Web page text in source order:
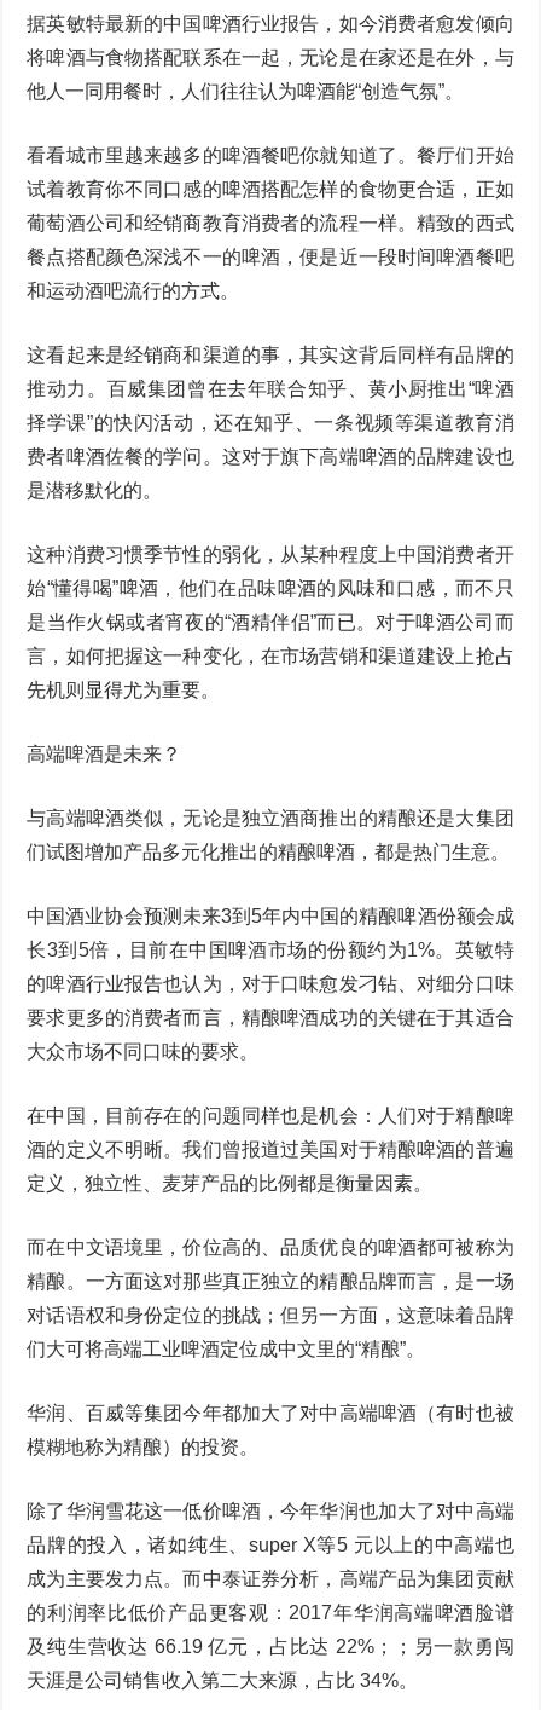
据英敏特最新的中国啤酒行业报告，如今消费者愈发倾向
将啤酒与食物搭配联系在一起，无论是在家还是在外，与
他人一同用餐时，人们往往认为啤酒能“创造气氛”。
看看城市里越来越多的啤酒餐吧你就知道了。餐厅们开始
试着教育你不同口感的啤酒搭配怎样的食物更合适，正如
葡萄酒公司和经销商教育消费者的流程一样。精致的西式
餐点搭配颜色深浅不一的啤酒，便是近一段时间啤酒餐吧
和运动酒吧流行的方式。
这看起来是经销商和渠道的事，其实这背后同样有品牌的
推动力。百威集团曾在去年联合知乎、黄小厨推出“啤酒
择学课”的快闪活动，还在知乎、一条视频等渠道教育消
费者啤酒佐餐的学问。这对于旗下高端啤酒的品牌建设也
是潜移默化的。
这种消费习惯季节性的弱化，从某种程度上中国消费者开
始“懂得喝”啤酒，他们在品味啤酒的风味和口感，而不只
是当作火锅或者宵夜的“酒精伴侣”而已。对于啤酒公司而
言，如何把握这一种变化，在市场营销和渠道建设上抢占
先机则显得尤为重要。
高端啤酒是未来？
与高端啤酒类似，无论是独立酒商推出的精酿还是大集团
们试图增加产品多元化推出的精酿啤酒，都是热门生意。
中国酒业协会预测未来3到5年内中国的精酿啤酒份额会成
长3到5倍，目前在中国啤酒市场的份额约为1%。英敏特
的啤酒行业报告也认为，对于口味愈发刁钻、对细分口味
要求更多的消费者而言，精酿啤酒成功的关键在于其适合
大众市场不同口味的要求。
在中国，目前存在的问题同样也是机会：人们对于精酿啤
酒的定义不明晰。我们曾报道过美国对于精酿啤酒的普遍
定义，独立性、麦芽产品的比例都是衡量因素。
而在中文语境里，价位高的、品质优良的啤酒都可被称为
精酿。一方面这对那些真正独立的精酿品牌而言，是一场
对话语权和身份定位的挑战；但另一方面，这意味着品牌
们大可将高端工业啤酒定位成中文里的“精酿”。
华润、百威等集团今年都加大了对中高端啤酒（有时也被
模糊地称为精酿）的投资。
除了华润雪花这一低价啤酒，今年华润也加大了对中高端
品牌的投入，诸如纯生、super X等5 元以上的中高端也
成为主要发力点。而中泰证券分析，高端产品为集团贡献
的利润率比低价产品更客观：2017年华润高端啤酒脸谱
及纯生营收达 66.19 亿元，占比达 22%；；另一款勇闯
天涯是公司销售收入第二大来源，占比 34%。